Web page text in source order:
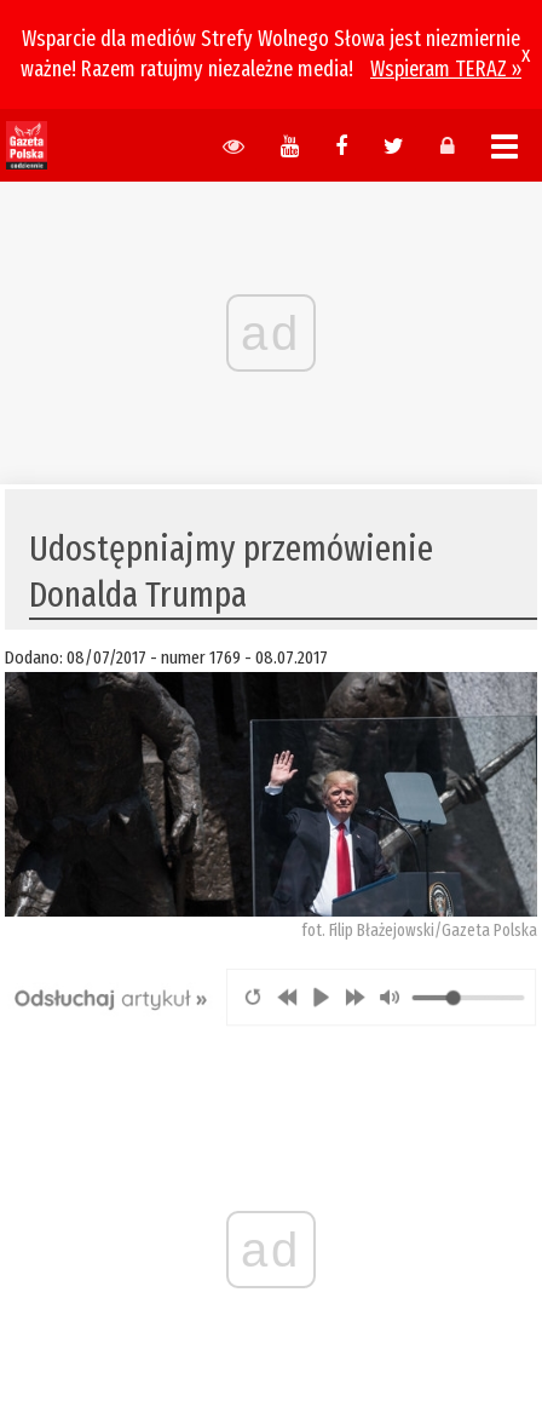
Wsparcie dla mediów Strefy Wolnego Słowa jest niezmiernie
ważne! Razem ratujmy niezależne media!
Wspieram TERAZ »
x
ad
​Udostępniajmy przemówienie
Donalda Trumpa
Dodano: 08/07/2017 - numer 1769 - 08.07.2017
fot. Filip Błażejowski/Gazeta Polska
ad